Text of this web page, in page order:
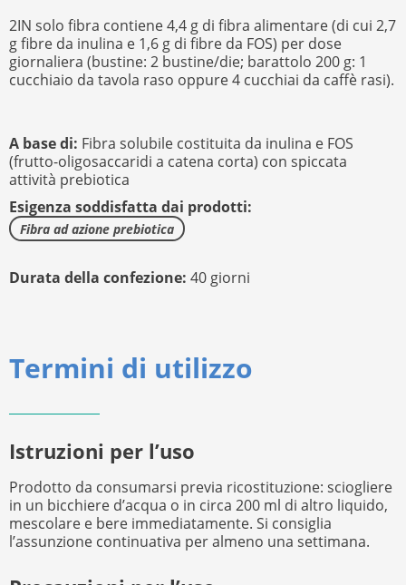
2IN solo fibra contiene 4,4 g di fibra alimentare (di cui 2,7
g fibre da inulina e 1,6 g di fibre da FOS) per dose
giornaliera (bustine: 2 bustine/die; barattolo 200 g: 1
cucchiaio da tavola raso oppure 4 cucchiai da caffè rasi).
A base di: Fibra solubile costituita da inulina e FOS
(frutto-oligosaccaridi a catena corta) con spiccata
attività prebiotica
Esigenza soddisfatta dai prodotti:
Fibra ad azione prebiotica
Durata della confezione: 40 giorni
Termini di utilizzo
Istruzioni per l’uso
Prodotto da consumarsi previa ricostituzione: sciogliere
in un bicchiere d’acqua o in circa 200 ml di altro liquido,
mescolare e bere immediatamente. Si consiglia
l’assunzione continuativa per almeno una settimana.